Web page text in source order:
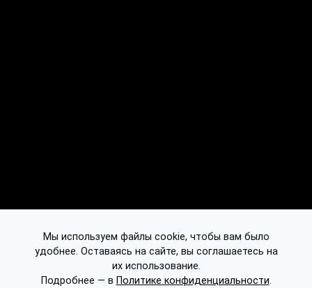
Мы используем файлы cookie, чтобы вам было
удобнее. Оставаясь на сайте, вы соглашаетесь на
их использование.
Подробнее — в Политике конфиденциальности.